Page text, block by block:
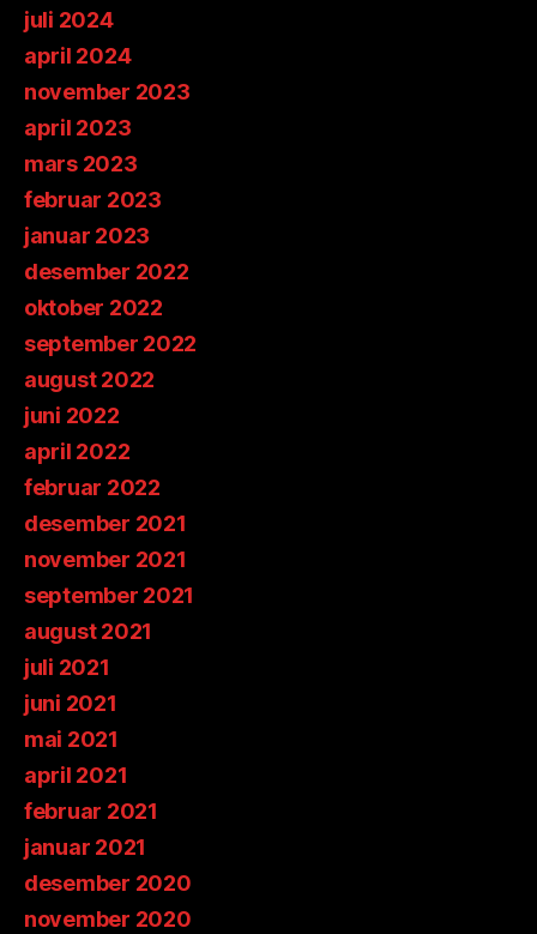
juli 2024
april 2024
november 2023
april 2023
mars 2023
februar 2023
januar 2023
desember 2022
oktober 2022
september 2022
august 2022
juni 2022
april 2022
februar 2022
desember 2021
november 2021
september 2021
august 2021
juli 2021
juni 2021
mai 2021
april 2021
februar 2021
januar 2021
desember 2020
november 2020